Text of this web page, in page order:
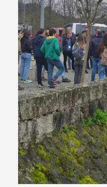
Filtros